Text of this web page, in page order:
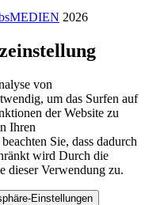
2026
von
um das Surfen auf
der Website zu
Ihren
Sie, dass dadurch
wird Durch die
dieser Verwendung zu.
Einstellungen